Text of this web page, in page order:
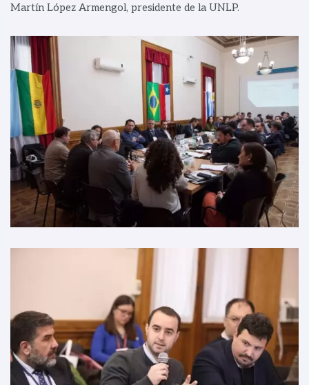
Martín López Armengol, presidente de la UNLP.